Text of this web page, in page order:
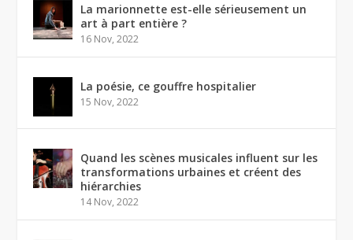
La marionnette est-elle sérieusement un
art à part entière ?
16 Nov, 2022
La poésie, ce gouffre hospitalier
15 Nov, 2022
Quand les scènes musicales influent sur les
transformations urbaines et créent des
hiérarchies
14 Nov, 2022